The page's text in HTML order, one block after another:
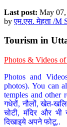
Last post: May
byएम.एस. मेहता /M
Tourism in
Photos & Videos of
Photos and
photos). You can
temples and other
गधेरों, नौलों, खेत-
चोटी, मंदिर और
दिखाइये अपने फोटू..